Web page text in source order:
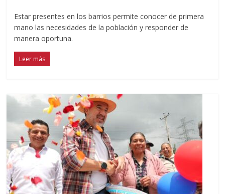
Estar presentes en los barrios permite conocer de primera
mano las necesidades de la población y responder de
manera oportuna.
Leer más